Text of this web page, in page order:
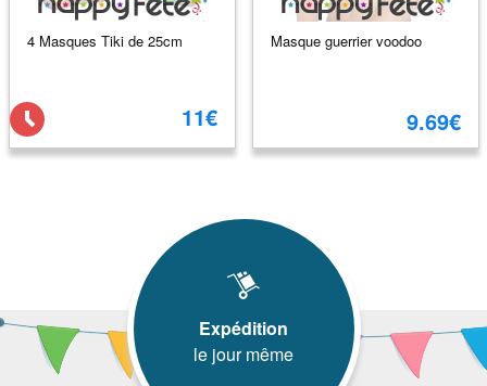
4 Masques Tiki de 25cm
11€
Masque guerrier voodoo
9.69€
Expédition
le jour même